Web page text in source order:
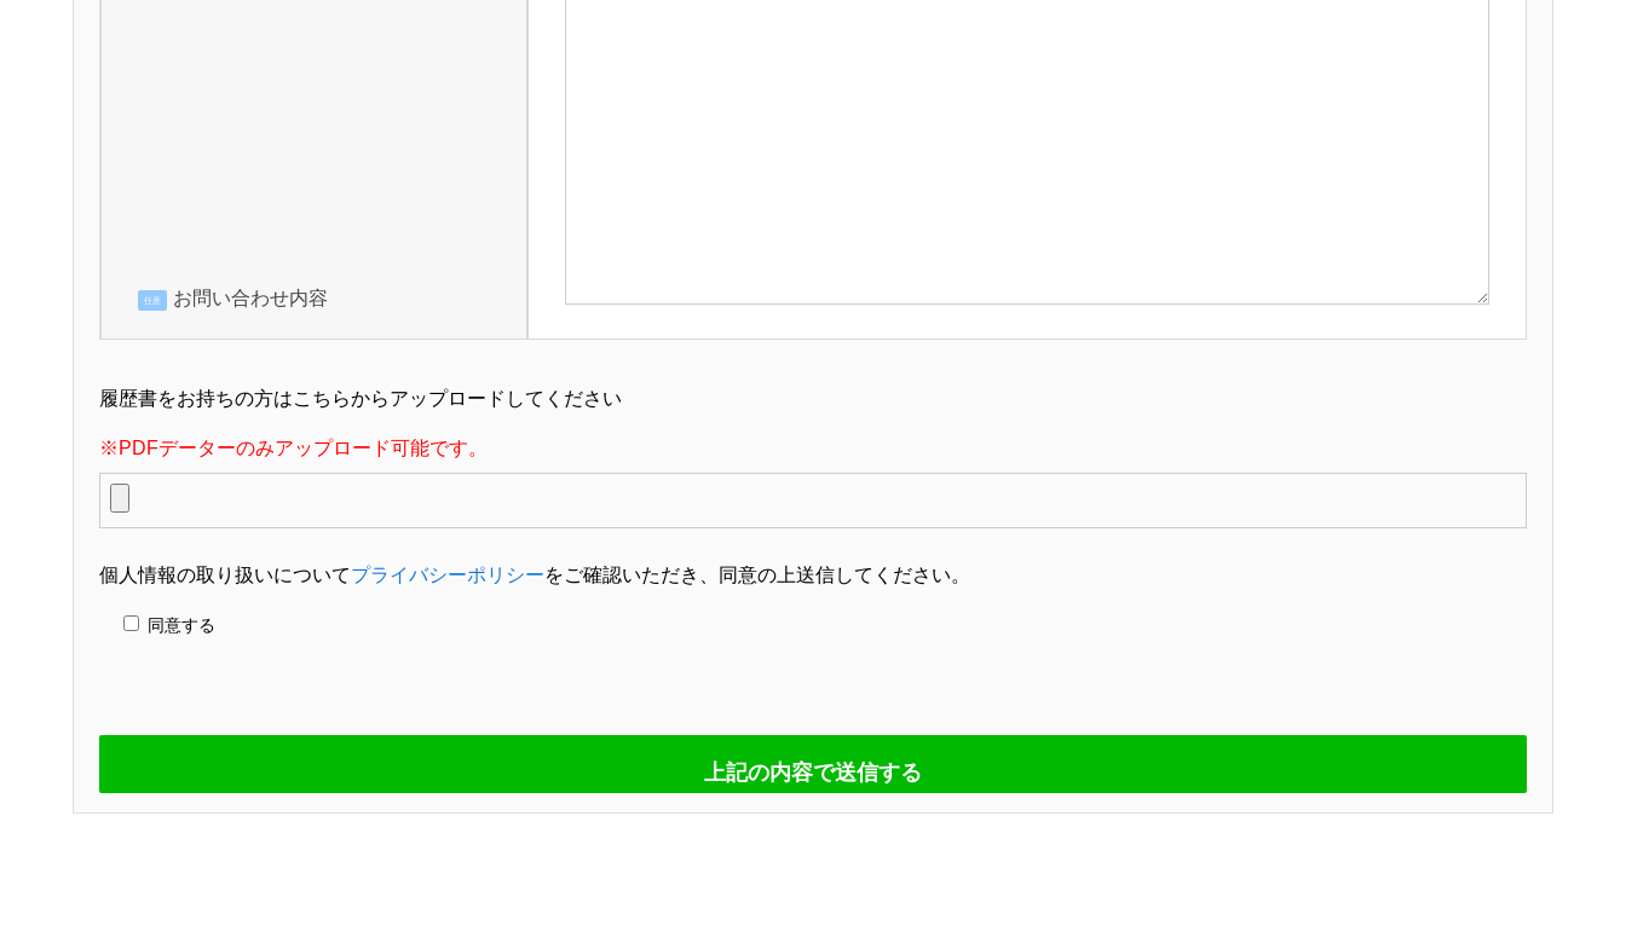
任意 お問い合わせ内容
履歴書をお持ちの方はこちらからアップロードしてください
※PDFデーターのみアップロード可能です。
個人情報の取り扱いについてプライバシーポリシーをご確認いただき、同意の上送信してください。
同意する